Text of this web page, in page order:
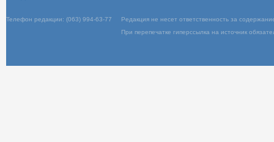
Телефон редакции: (063) 994-63-77
При